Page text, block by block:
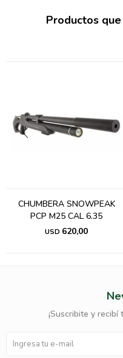
Productos
CHUMBERA SNOWPEAK
PCP M25 CAL 6.35
USD 620,00
¡Suscribite y recibí